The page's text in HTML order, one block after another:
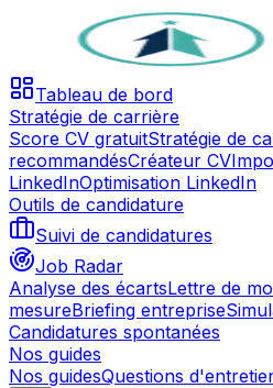
Tableau de bord
Stratégie de carrière
Score CV gratuitStratégie de
recommandésCréateur CV
LinkedInOptimisation LinkedIn
Outils de candidature
Suivi de candidatures
Job Radar
Analyse des écartsLettre de
mesureBriefing entreprise
Candidatures spontanées
Nos guides
Nos guidesQuestions